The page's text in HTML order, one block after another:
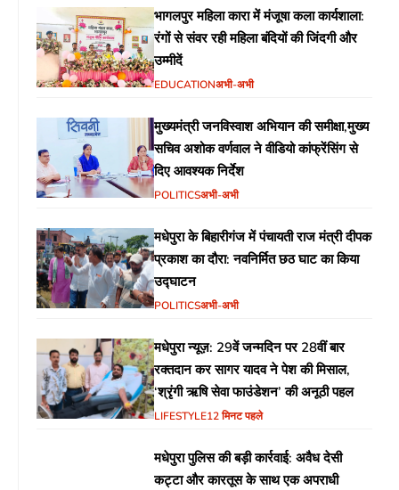
भागलपुर महिला कारा में मंजूषा कला कार्यशाला:
रंगों से संवर रही महिला बंदियों की जिंदगी और
उम्मीदें
EDUCATIONअभी-अभी
मुख्यमंत्री जनविस्वाश अभियान की समीक्षा,मुख्य
सचिव अशोक वर्णवाल ने वीडियो कांफ्रेंसिंग से
दिए आवश्यक निर्देश
POLITICSअभी-अभी
मधेपुरा के बिहारीगंज में पंचायती राज मंत्री दीपक
प्रकाश का दौरा: नवनिर्मित छठ घाट का किया
उद्घाटन
POLITICSअभी-अभी
मधेपुरा न्यूज़: 29वें जन्मदिन पर 28वीं बार
रक्तदान कर सागर यादव ने पेश की मिसाल,
‘श्रृंगी ऋषि सेवा फाउंडेशन’ की अनूठी पहल
LIFESTYLE12 मिनट पहले
मधेपुरा पुलिस की बड़ी कार्रवाई: अवैध देसी
कट्टा और कारतूस के साथ एक अपराधी